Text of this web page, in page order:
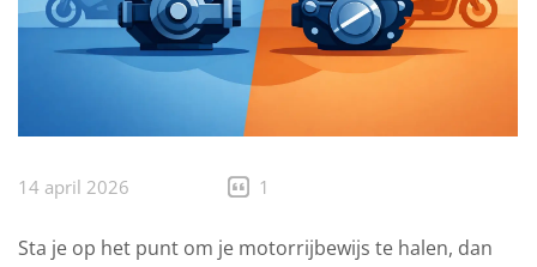
14 april 2026 1
Sta je op het punt om je motorrijbewijs te halen, dan